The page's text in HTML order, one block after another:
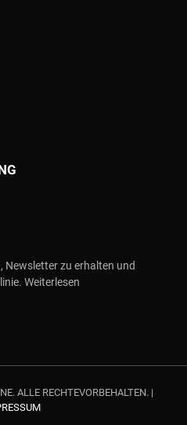
Newsletter zu erhalten und
Weiterlesen
ALLE RECHTEVORBEHALTEN. |